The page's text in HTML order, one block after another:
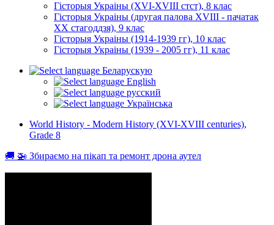
Гісторыя Украіны (XVI-XVIII стст), 8 клас
Гісторыя Украіны (другая палова XVIII - пачатак
XX стагоддзя), 9 клас
Гісторыя Украіны (1914-1939 гг), 10 клас
Гісторыя Украіны (1939 - 2005 гг), 11 клас
Беларускую
English
русский
Українська
World History - Modern History (XVI-XVIII centuries),
Grade 8
🚚 🚁 Збираємо на пікап та ремонт дрона аутел